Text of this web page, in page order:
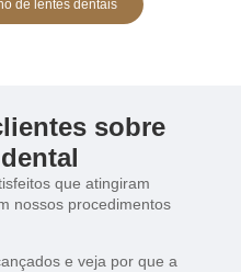
de lentes dentais
sobre
que atingiram
nossos procedimentos
e veja por que a